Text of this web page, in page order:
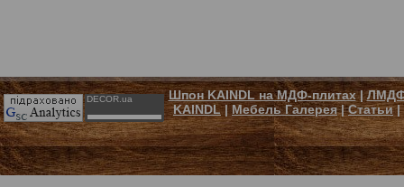
DECOR.ua Шпон KAINDL на МДФ-плитах|ЛМДФ
KAINDL| Мебель Галерея|Статьи|